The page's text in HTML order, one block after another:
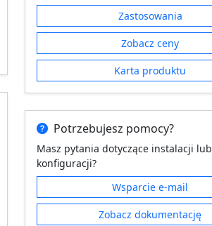
Zastosowania
Zobacz ceny
Karta produktu
Potrzebujesz pomocy?
Masz pytania dotyczące instalacji lub
konfiguracji?
Wsparcie e‑mail
Zobacz dokumentację